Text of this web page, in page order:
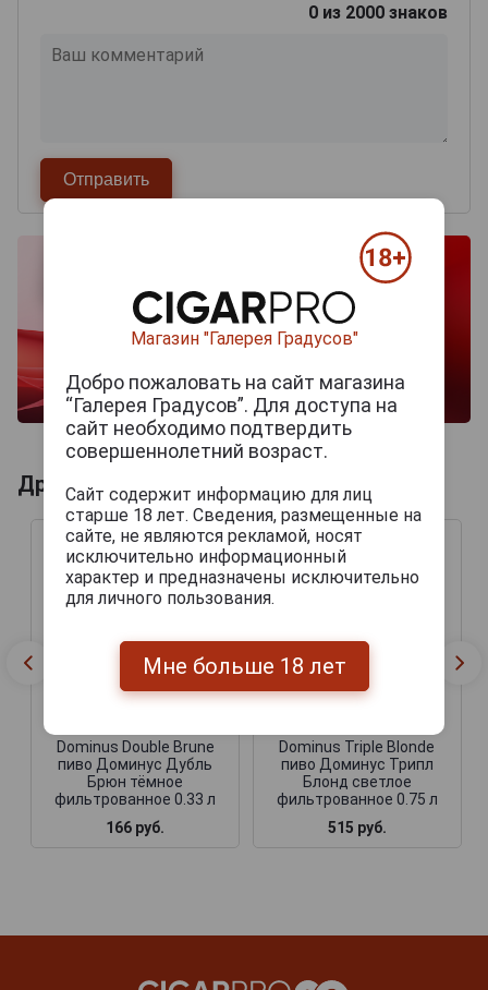
0 из 2000 знаков
Другие продукты бренда DOMINUS
Dominus Double Brune
пиво Доминус Дубль
Брюн тёмное
фильтрованное 0.33 л
166 руб.
Dominus Triple Blonde
пиво Доминус Трипл
Блонд светлое
фильтрованное 0.75 л
515 руб.
Магазин "Галерея Градусов"
Добро пожаловать на сайт магазина
“Галерея Градусов”. Для доступа на
сайт необходимо подтвердить
совершеннолетний возраст.
Сайт содержит информацию для лиц
старше 18 лет. Сведения, размещенные на
сайте, не являются рекламой, носят
исключительно информационный
характер и предназначены исключительно
для личного пользования.
Мне больше 18 лет